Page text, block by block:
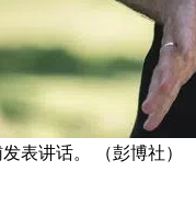
表讲话。 （彭博社）